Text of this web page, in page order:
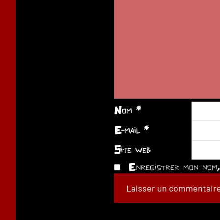
Nom *
E-mail *
Site web
Enregistrer mon